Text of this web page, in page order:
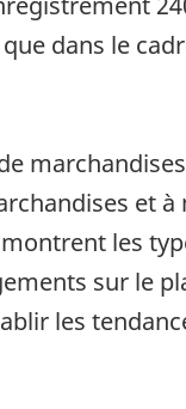
dans le
et à
les
sur le
les